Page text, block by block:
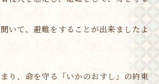
いて、避難をすることが出来ましたよ
り、命を守る「いかのおすし」の約束